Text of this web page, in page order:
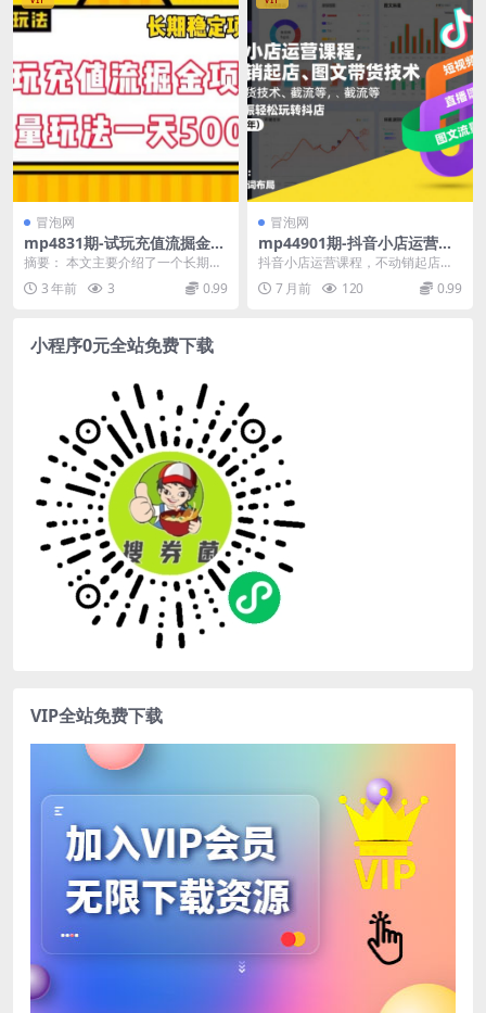
冒泡网
mp4831期-试玩充值流掘金项
目，批量矩阵玩法一天500+
【揭秘】(揭秘长期稳定的游戏
试玩新项目——试玩充值流掘
摘要： 本文主要介绍了一个长期稳
定的游戏试玩新项目——试玩充值
流掘金。该项目利用...
3 年前 3 0.99
冒泡网
mp44901期-抖音小店运营课
程，不动销起店、图文带货技
术、截流等，三频共振轻松玩
转抖店(更新26年)
抖音小店运营课程，不动销起店、
图文带货技术、截流等，三频共振
轻松玩转抖店(更新2...
7 月前 120 0.99
小程序0元全站免费下载
VIP全站免费下载